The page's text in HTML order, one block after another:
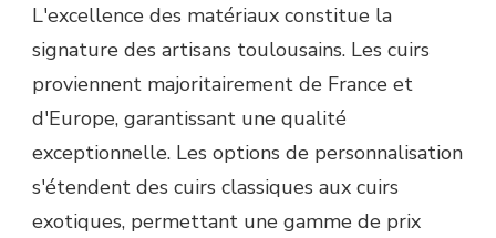
L'excellence des matériaux constitue la
signature des artisans toulousains. Les cuirs
proviennent majoritairement de France et
d'Europe, garantissant une qualité
exceptionnelle. Les options de personnalisation
s'étendent des cuirs classiques aux cuirs
exotiques, permettant une gamme de prix